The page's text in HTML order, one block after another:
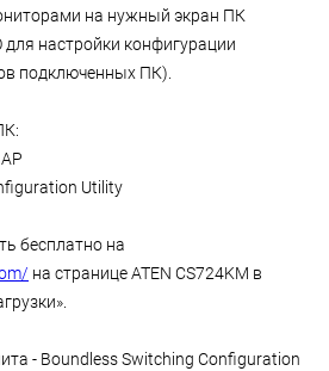
на нужный экран ПК
для настройки конфигурации
подключенных ПК).
Utility
бесплатно на
на странице ATEN CS724KM в
- Boundless Switching Configuration